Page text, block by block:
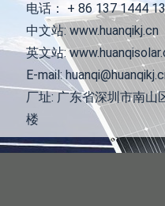
电话： + 86 137 1444
中文站: www.huanqikj.cn
英文站:
E-mail:
厂址: 广东省深圳市南山
楼